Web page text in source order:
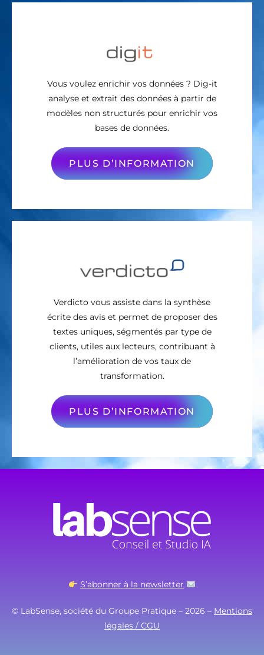
Vous voulez enrichir vos données ? Dig-it
analyse et extrait des données à partir de
modèles non structurés pour enrichir vos
bases de données.
PLUS D’INFORMATION
Verdicto vous assiste dans la synthèse
écrite des avis et permet de proposer des
textes uniques, ségmentés par type de
clients, utiles aux lecteurs, contribuant à
l’amélioration de vos taux de
transformation.
PLUS D’INFORMATION
S’abonner à la newsletter
© LabSense, société du Groupe Pratique – 2026 – Mentions
légales / CGU